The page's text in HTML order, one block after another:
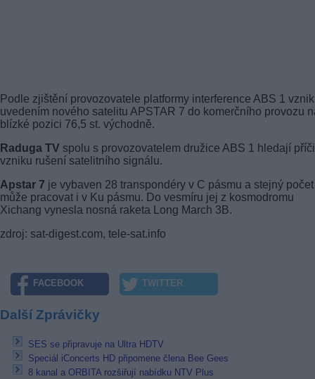
Podle zjištění provozovatele platformy interference ABS 1
uvedením nového satelitu APSTAR 7 do komerčního provozu
blízké pozici 76,5 st. východně.
Raduga TV spolu s provozovatelem družice ABS 1 hledají
vzniku rušení satelitního signálu.
Apstar 7 je vybaven 28 transpondéry v C pásmu a stejný počet
může pracovat i v Ku pásmu. Do vesmíru jej z kosmodromu
Xichang vynesla nosná raketa Long March 3B.
zdroj: sat-digest.com, tele-sat.info
FACEBOOK TWITTER
Další Zprávičky
SES se připravuje na Ultra HDTV
Speciál iConcerts HD připomene člena Bee Gees
8 kanal a ORBITA rozšiřují nabídku NTV Plus